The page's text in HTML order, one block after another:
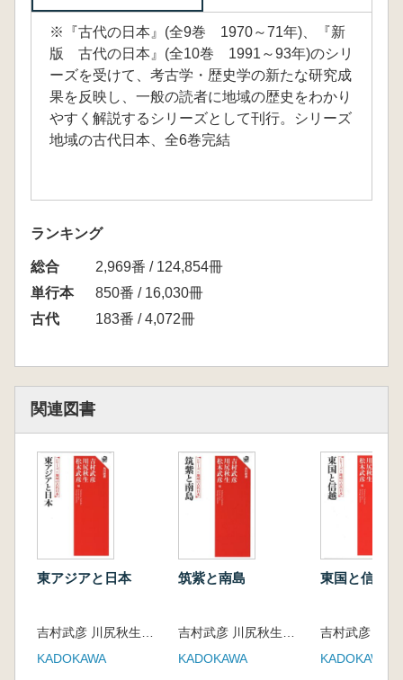
※『古代の日本』(全9巻 1970～71年)、『新
版 古代の日本』(全10巻 1991～93年)のシリ
ーズを受けて、考古学・歴史学の新たな研究成
果を反映し、一般の読者に地域の歴史をわかり
やすく解説するシリーズとして刊行。シリーズ
地域の古代日本、全6巻完結
ランキング
総合
2,969番 / 124,854冊
単行本
850番 / 16,030冊
古代
183番 / 4,072冊
関連図書
東アジアと日本
吉村武彦 川尻秋生 松木武彦 編集
KADOKAWA
筑紫と南島
吉村武彦 川尻秋生 松木武彦 編集
KADOKAWA
東国と信越
KADOKAWA